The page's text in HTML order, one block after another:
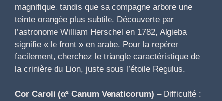
magnifique, tandis que sa compagne arbore une
teinte orangée plus subtile. Découverte par
l’astronome William Herschel en 1782, Algieba
signifie « le front » en arabe. Pour la repérer
facilement, cherchez le triangle caractéristique de
la crinière du Lion, juste sous l’étoile Regulus.
Cor Caroli (α² Canum Venaticorum) – Difficulté :